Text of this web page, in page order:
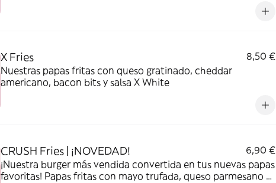
X Fries
8,50 €
Nuestras papas fritas con queso gratinado, cheddar
americano, bacon bits y salsa X White
CRUSH Fries | ¡NOVEDAD!
6,90 €
¡Nuestra burger más vendida convertida en tus nuevas papas
favoritas! Papas fritas con mayo trufada, queso parmesano y